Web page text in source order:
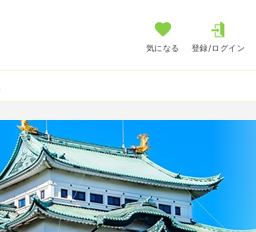
気になる 登録/ログイン